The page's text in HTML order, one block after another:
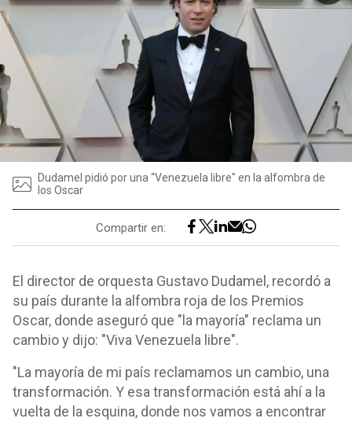
Dudamel pidió por una “Venezuela libre" en la alfombra de
los Oscar
Compartir en:
El director de orquesta Gustavo Dudamel, recordó a
su país durante la alfombra roja de los Premios
Oscar, donde aseguró que "la mayoría" reclama un
cambio y dijo: "Viva Venezuela libre".
"La mayoría de mi país reclamamos un cambio, una
transformación. Y esa transformación está ahí a la
vuelta de la esquina, donde nos vamos a encontrar